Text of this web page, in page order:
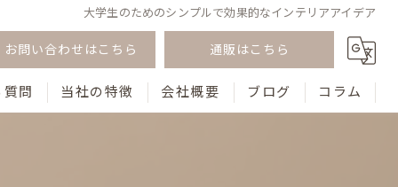
大学生のためのシンプルで効果的なインテリアアイデア
お問い合わせはこちら 通販はこちら
問 当社の特徴 会社概要 ブログ コラム